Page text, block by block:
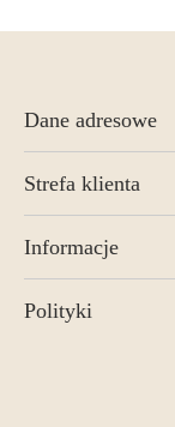
Dane adresowe
Strefa klienta
Informacje
Polityki